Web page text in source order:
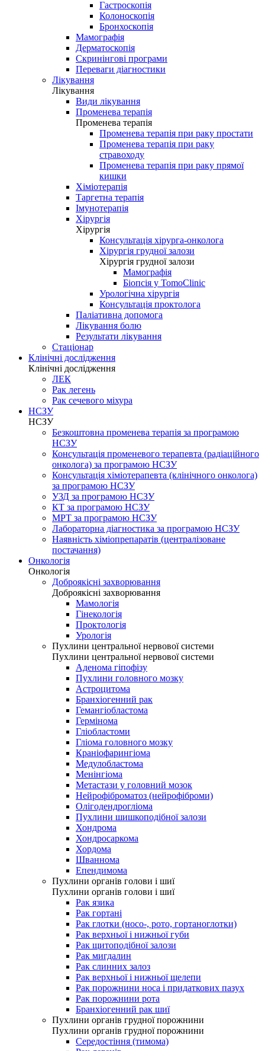
Гастроскопія
Колоноскопія
Бронхоскопія
Мамографія
Дерматоскопія
Скринінгові програми
Переваги діагностики
Лікування
Лікування
Види лікування
Променева терапія
Променева терапія
Променева терапія при раку простати
Променева терапія при раку
стравоходу
Променева терапія при раку прямої
кишки
Хіміотерапія
Таргетна терапія
Імунотерапія
Хірургія
Хірургія
Консультація хірурга-онколога
Хірургія грудної залози
Хірургія грудної залози
Мамографія
Біопсія у TomoClinic
Урологічна хірургія
Консультація проктолога
Паліативна допомога
Лікування болю
Результати лікування
Стаціонар
Клінічні дослідження
Клінічні дослідження
ЛЕК
Рак легень
Рак сечевого міхура
НСЗУ
НСЗУ
Безкоштовна променева терапія за програмою
НСЗУ
Консультація променевого терапевта (радіаційного
онколога) за програмою НСЗУ
Консультація хіміотерапевта (клінічного онколога)
за програмою НСЗУ
УЗД за програмою НСЗУ
КТ за програмою НСЗУ
МРТ за програмою НСЗУ
Лабораторна діагностика за програмою НСЗУ
Наявність хіміопрепаратів (централізоване
постачання)
Онкологія
Онкологія
Доброякісні захворювання
Доброякісні захворювання
Мамологія
Гінекологія
Проктологія
Урологія
Пухлини центральної нервової системи
Пухлини центральної нервової системи
Аденома гіпофізу
Пухлини головного мозку
Астроцитома
Бранхіогенний рак
Гемангіобластома
Гермінома
Гліобластоми
Гліома головного мозку
Краніофарингіома
Медулобластома
Менінгіома
Метастази у головний мозок
Нейрофіброматоз (нейрофіброми)
Олігодендрогліома
Пухлини шишкоподібної залози
Хондрома
Хондросаркома
Хордома
Шваннома
Епендимома
Пухлини органів голови і шиї
Пухлини органів голови і шиї
Рак язика
Рак гортані
Рак глотки (носо-, рото, гортаноглотки)
Рак верхньої і нижньої губи
Рак щитоподібної залози
Рак мигдалин
Рак слинних залоз
Рак верхньої і нижньої щелепи
Рак порожнини носа і придаткових пазух
Рак порожнини рота
Бранхіогенний рак шиї
Пухлини органів грудної порожнини
Пухлини органів грудної порожнини
Середостіння (тимома)